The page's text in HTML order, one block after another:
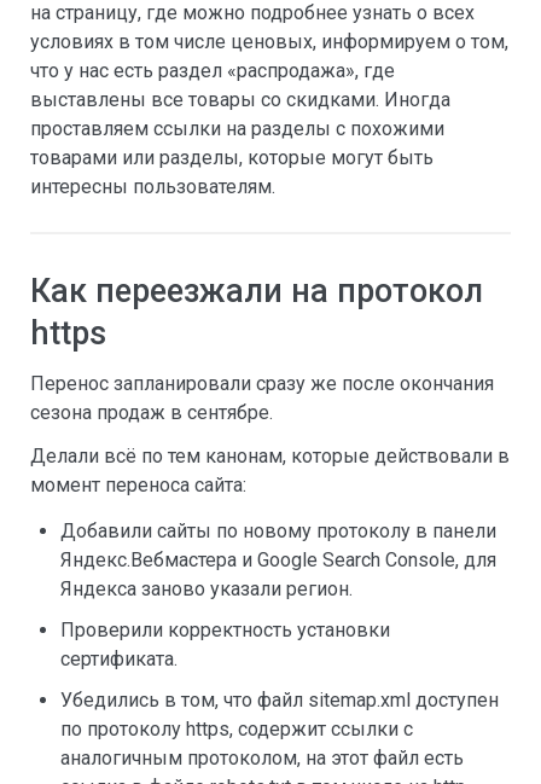
на страницу, где можно подробнее узнать о всех
условиях в том числе ценовых, информируем о том,
что у нас есть раздел «распродажа», где
выставлены все товары со скидками. Иногда
проставляем ссылки на разделы с похожими
товарами или разделы, которые могут быть
интересны пользователям.
Как переезжали на протокол
https
Перенос запланировали сразу же после окончания
сезона продаж в сентябре.
Делали всё по тем канонам, которые действовали в
момент переноса сайта:
Добавили сайты по новому протоколу в панели
Яндекс.Вебмастера и Google Search Console, для
Яндекса заново указали регион.
Проверили корректность установки
сертификата.
Убедились в том, что файл sitemap.xml доступен
по протоколу https, содержит ссылки с
аналогичным протоколом, на этот файл есть